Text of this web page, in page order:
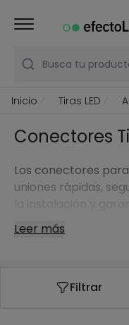
Busca tu
Inicio Tiras LED
Conectores
Los conectores
uniones rápidas,
la instalación y
eléctrica en todo el
Leer más
Filtrar